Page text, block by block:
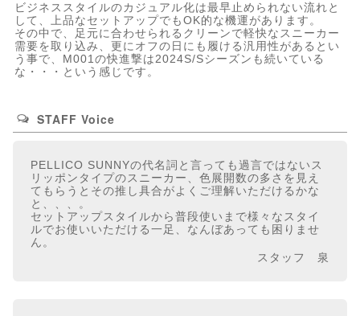
ビジネススタイルのカジュアル化は最早止められない流れと
して、上品なセットアップでもOK的な機運があります。
その中で、足元に合わせられるクリーンで軽快なスニーカー
需要を取り込み、更にオフの日にも履ける汎用性があるとい
う事で、M001の快進撃は2024S/Sシーズンも続いている
な・・・という感じです。
STAFF Voice
PELLICO SUNNYの代名詞と言っても過言ではないス
リッポンタイプのスニーカー、色展開数の多さを見え
てもらうとその推し具合がよくご理解いただけるかな
と、、、。
セットアップスタイルから普段使いまで様々なスタイ
ルでお使いいただける一足、なんぼあっても困りませ
ん。
スタッフ 泉